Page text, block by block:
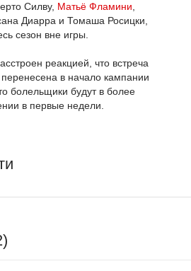
Силву, Матьё Фламини,
Диарра и Томаша Росицки,
сезон вне игры.
реакцией, что встреча
в начало кампании
болельщики будут в более
в первые недели.